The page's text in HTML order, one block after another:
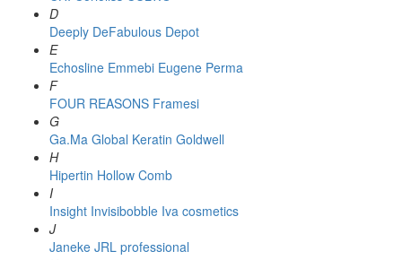
D
Deeply DeFabulous Depot
E
Echosline Emmebi Eugene Perma
F
FOUR REASONS Framesi
G
Ga.Ma Global Keratin Goldwell
H
Hipertin Hollow Comb
I
Insight Invisibobble Iva cosmetics
J
Janeke JRL professional